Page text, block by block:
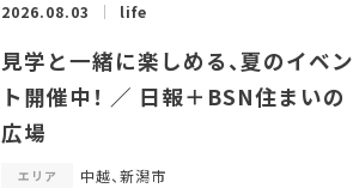
2026.08.03 life
見学と一緒に楽しめる、夏のイベン
ト開催中！ ／ 日報＋BSN住まいの
広場
エリア 中越、新潟市